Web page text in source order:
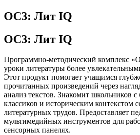
ОС3: Лит IQ
ОС3: Лит IQ
Программно-методический комплекс
уроки литературы более
Этот продукт помогает учащимся
прочитанных произведений через
анализ текстов. Знакомит школьников
классиков и историческим контекстом
литературных трудов. Предоставляет
мультимедийных инструментов для
сенсорных панелях.